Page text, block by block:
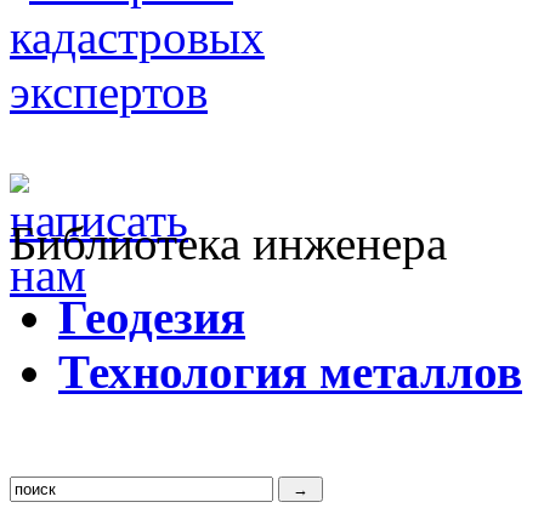
Библиотека инженера
Геодезия
Технология металлов